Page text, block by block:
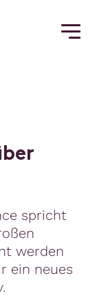
ber
spricht
werden
ein neues